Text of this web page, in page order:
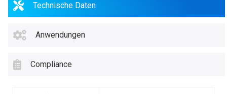
Technische Daten
Anwendungen
Compliance